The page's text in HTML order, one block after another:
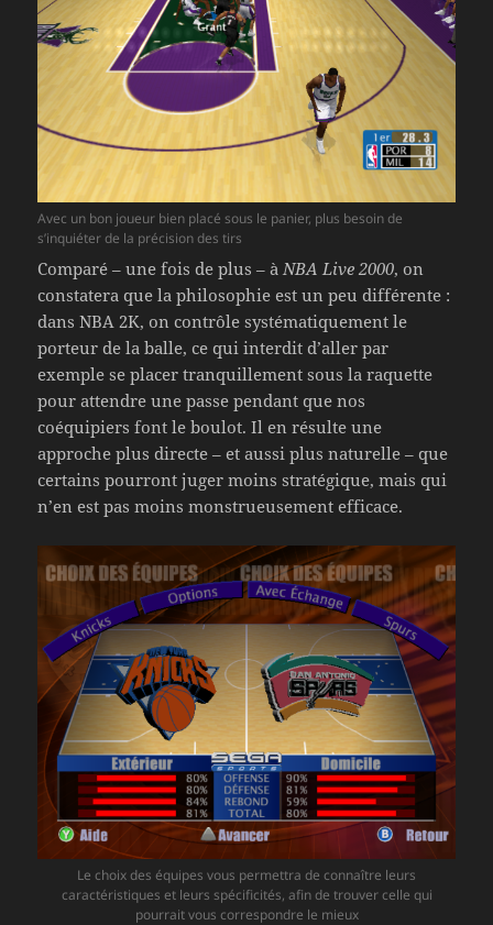
Avec un bon joueur bien placé sous le panier, plus besoin de
s’inquiéter de la précision des tirs
Comparé – une fois de plus – àNBA Live 2000, on
constatera que la philosophie est un peu différente :
dans NBA 2K, on contrôle systématiquement le
porteur de la balle, ce qui interdit d’aller par
exemple se placer tranquillement sous la raquette
pour attendre une passe pendant que nos
coéquipiers font le boulot. Il en résulte une
approche plus directe – et aussi plus naturelle – que
certains pourront juger moins stratégique, mais qui
n’en est pas moins monstrueusement efficace.
Le choix des équipes vous permettra de connaître leurs
caractéristiques et leurs spécificités, afin de trouver celle qui
pourrait vous correspondre le mieux